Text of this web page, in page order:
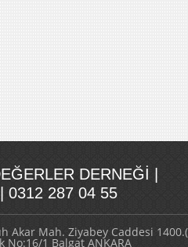
DERNEĞI |
0312 287 04 55
Akar Mah. Ziyabey Caddesi 1400.(
No:16/1 Balgat ANKARA